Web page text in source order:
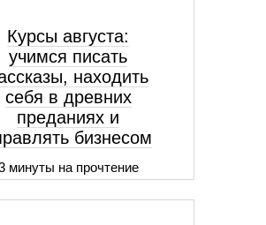
Курсы августа:
учимся писать
находить
себя в древних
преданиях и
бизнесом
минуты на прочтение